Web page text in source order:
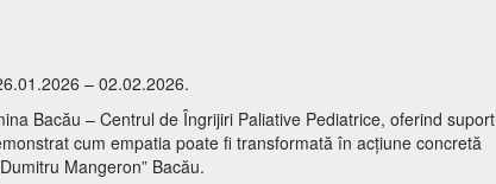
– 02.02.2026.
Bacău – Centrul de Îngrijiri Paliative Pediatrice, oferind suport
cum empatia poate fi transformată în acțiune concretă
Mangeron” Bacău.